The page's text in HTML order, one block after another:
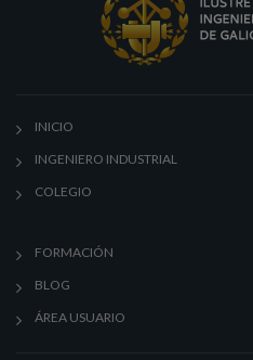
INICIO
INGENIERO INDUSTRIAL
COLEGIO
FORMACIÓN
BLOG
ÁREA USUARIO